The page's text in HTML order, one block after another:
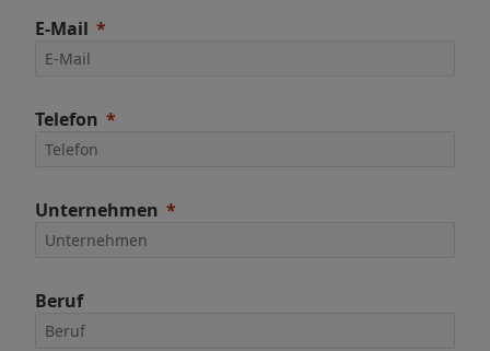
E-Mail
Telefon
Unternehmen
Beruf